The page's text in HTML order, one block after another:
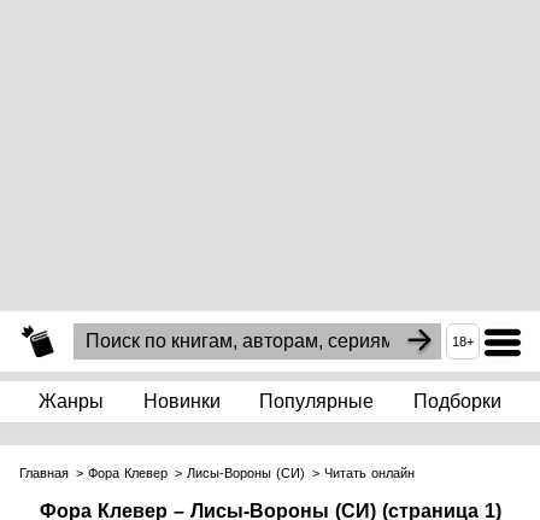
18+
Жанры Новинки Популярные Подборки
Главная Фора Клевер Лисы-Вороны (СИ) Читать онлайн
Фора Клевер – Лисы-Вороны (СИ) (страница 1)